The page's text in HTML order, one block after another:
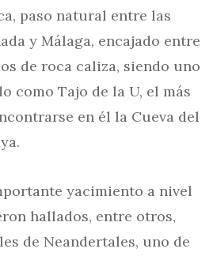
paso natural entre las
y Málaga, encajado entre
de roca caliza, siendo uno
como Tajo de la U, el más
en él la Cueva del
yacimiento a nivel
hallados, entre otros,
de Neandertales, uno de